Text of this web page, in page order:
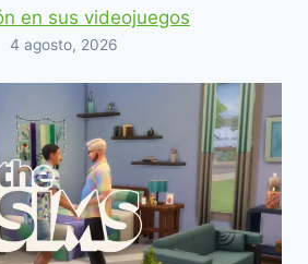
en sus videojuegos
4 agosto, 2026